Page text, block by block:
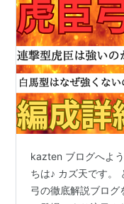
kazten ブログへよ
ちは♪ カズ天です。
弓の徹底解説ブログ